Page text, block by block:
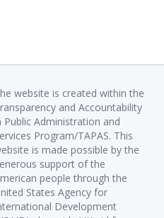
website is created within the
and Accountability
Public Administration and
Program/TAPAS. This
is made possible by the
support of the
people through the
States Agency for
Development